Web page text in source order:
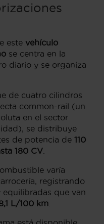
este vehículo
se centra en la
diario y se organiza
de cuatro cilindros
common-rail (un
en el sector
se distribuye
de potencia de 110
180 CV
varía
registrando
equilibradas que van
L/100 km